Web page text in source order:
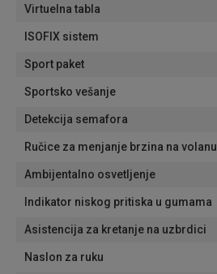
Virtuelna tabla
ISOFIX sistem
Sport paket
Sportsko vešanje
Detekcija semafora
Ručice za menjanje brzina na volanu
Ambijentalno osvetljenje
Indikator niskog pritiska u gumama
Asistencija za kretanje na uzbrdici
Naslon za ruku